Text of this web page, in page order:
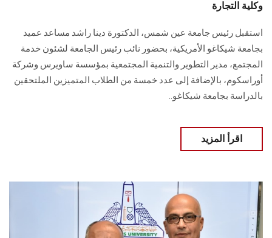
وكلية التجارة
استقبل رئيس جامعة عين شمس، الدكتورة دينا راشد مساعد ‏عميد
بجامعة شيكاغو الأمريكية، بحضور نائب رئيس الجامعة لشئون خدمة
‏المجتمع، مدير التطوير والتنمية المجتمعية بمؤسسة ساويرس ‏وشركة
أوراسكوم، بالإضافة إلى عدد خمسة من الطلاب المتميزين الملتحقين
بالدراسة بجامعة ‏شيكاغو..
اقرأ المزيد